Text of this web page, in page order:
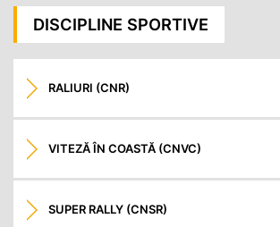
articole
DISCIPLINE SPORTIVE
RALIURI (CNR)
VITEZĂ ÎN COASTĂ (CNVC)
SUPER RALLY (CNSR)